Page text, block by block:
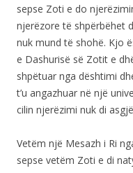
sepse Zoti e do
njerëzore të shpërbëhet
nuk mund të shohë. Kjo
e Dashurisë së Zotit e
shpëtuar nga dështimi
t’u angazhuar në një
cilin njerëzimi nuk di
Vetëm një Mesazh i Ri
sepse vetëm Zoti e di